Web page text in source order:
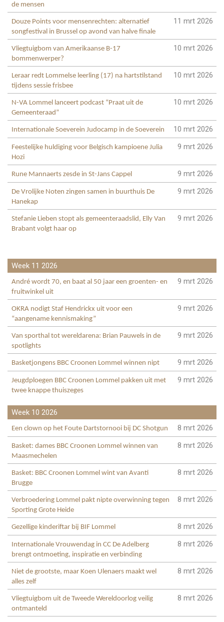
de mensen
Douze Points voor mensenrechten: alternatief
songfestival in Brussel op avond van halve finale
11 mrt 2026
Vliegtuigbom van Amerikaanse B-17
bommenwerper?
10 mrt 2026
Leraar redt Lommelse leerling (17) na hartstilstand
tijdens sessie frisbee
10 mrt 2026
N-VA Lommel lanceert podcast “Praat uit de
Gemeenteraad”
10 mrt 2026
Internationale Soeverein Judocamp in de Soeverein 10 mrt 2026
Feestelijke huldiging voor Belgisch kampioene Julia
Hozi
9 mrt 2026
Rune Mannaerts zesde in St-Jans Cappel 9 mrt 2026
De Vrolijke Noten zingen samen in buurthuis De
Hanekap
9 mrt 2026
Stefanie Lieben stopt als gemeenteraadslid, Elly Van
Brabant volgt haar op
9 mrt 2026
Week 11 2026
André wordt 70, en baat al 50 jaar een groenten- en
fruitwinkel uit
9 mrt 2026
OKRA nodigt Staf Hendrickx uit voor een
“aangename kennismaking”
9 mrt 2026
Van sporthal tot wereldarena: Brian Pauwels in de
spotlights
9 mrt 2026
Basketjongens BBC Croonen Lommel winnen nipt 9 mrt 2026
Jeugdploegen BBC Croonen Lommel pakken uit met
twee knappe thuiszeges
9 mrt 2026
Week 10 2026
Een clown op het Foute Dartstornooi bij DC Shotgun 8 mrt 2026
Basket: dames BBC Croonen Lommel winnen van
Maasmechelen
8 mrt 2026
Basket: BBC Croonen Lommel wint van Avanti
Brugge
8 mrt 2026
Verbroedering Lommel pakt nipte overwinning tegen
Sporting Grote Heide
8 mrt 2026
Gezellige kinderiftar bij BIF Lommel 8 mrt 2026
Internationale Vrouwendag in CC De Adelberg
brengt ontmoeting, inspiratie en verbinding
8 mrt 2026
Niet de grootste, maar Koen Ulenaers maakt wel
alles zelf
8 mrt 2026
Vliegtuigbom uit de Tweede Wereldoorlog veilig
ontmanteld
8 mrt 2026